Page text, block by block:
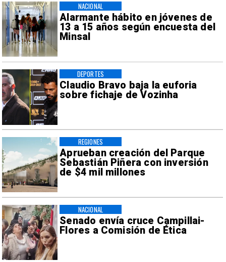
Alarmante hábito en jóvenes de
13 a 15 años según encuesta del
Minsal
NACIONAL
Claudio Bravo baja la euforia
sobre fichaje de Vozinha
DEPORTES
Aprueban creación del Parque
Sebastián Piñera con inversión
de $4 mil millones
REGIONES
Senado envía cruce Campillai-
Flores a Comisión de Ética
NACIONAL